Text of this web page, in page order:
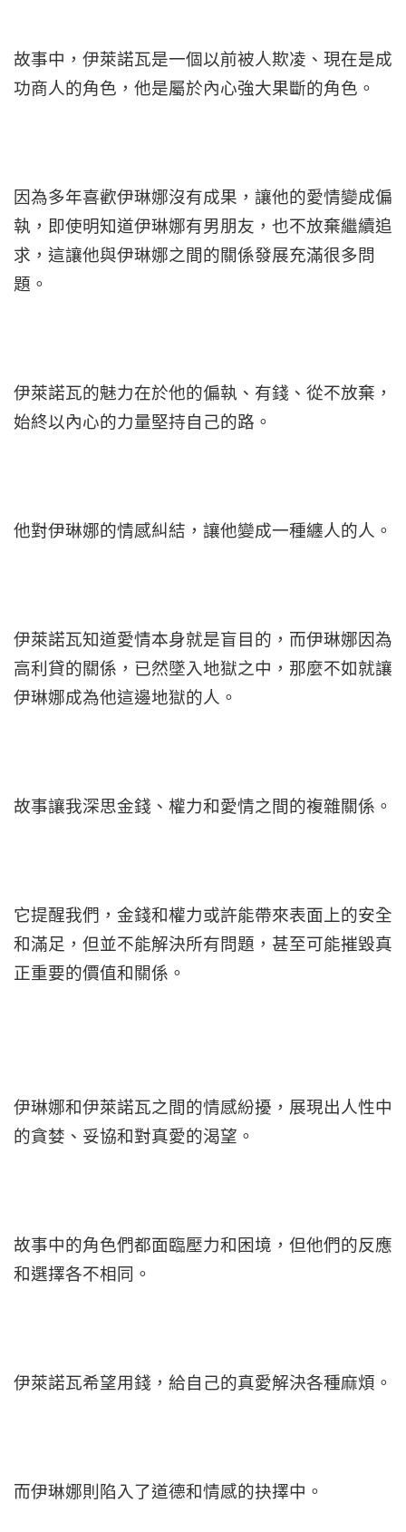
故事中，伊萊諾瓦是一個以前被人欺凌、現在是成
功商人的角色，他是屬於內心強大果斷的角色。
因為多年喜歡伊琳娜沒有成果，讓他的愛情變成偏
執，即使明知道伊琳娜有男朋友，也不放棄繼續追
求，這讓他與伊琳娜之間的關係發展充滿很多問
題。
伊萊諾瓦的魅力在於他的偏執、有錢、從不放棄，
始終以內心的力量堅持自己的路。
他對伊琳娜的情感糾結，讓他變成一種纏人的人。
伊萊諾瓦知道愛情本身就是盲目的，而伊琳娜因為
高利貸的關係，已然墜入地獄之中，那麼不如就讓
伊琳娜成為他這邊地獄的人。
故事讓我深思金錢、權力和愛情之間的複雜關係。
它提醒我們，金錢和權力或許能帶來表面上的安全
和滿足，但並不能解決所有問題，甚至可能摧毀真
正重要的價值和關係。
伊琳娜和伊萊諾瓦之間的情感紛擾，展現出人性中
的貪婪、妥協和對真愛的渴望。
故事中的角色們都面臨壓力和困境，但他們的反應
和選擇各不相同。
伊萊諾瓦希望用錢，給自己的真愛解決各種麻煩。
而伊琳娜則陷入了道德和情感的抉擇中。